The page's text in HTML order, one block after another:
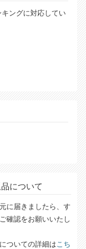
ングに対応してい
について
に届きましたら、す
確認をお願いいたし
ついての詳細は こち